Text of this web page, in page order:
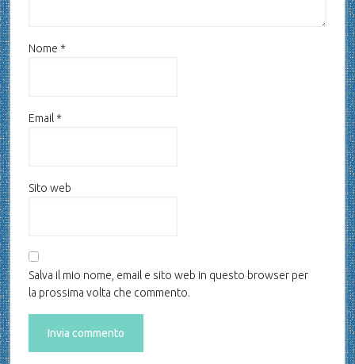
Nome *
Email *
Sito web
Salva il mio nome, email e sito web in questo browser per
la prossima volta che commento.